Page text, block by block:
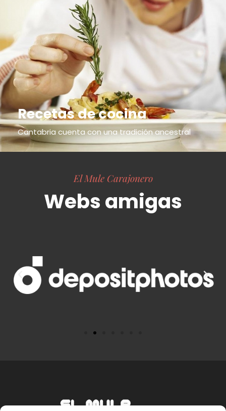
Recetas de cocina
Cantabria cuenta con una tradición ancestral
El Mule Carajonero
Webs amigas